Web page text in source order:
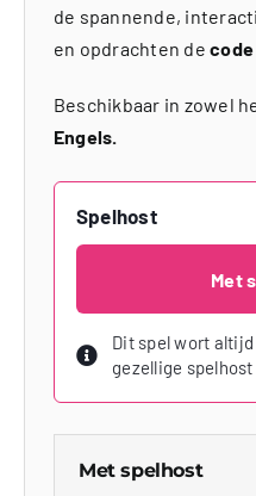
de spannende,
en opdrachten decode
Beschikbaar in zowel
Engels.
Spelhost
Met
Dit spel wort
gezellige spelhost
Met spelhost